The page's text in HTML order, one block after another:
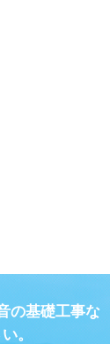
の基礎工事な
。